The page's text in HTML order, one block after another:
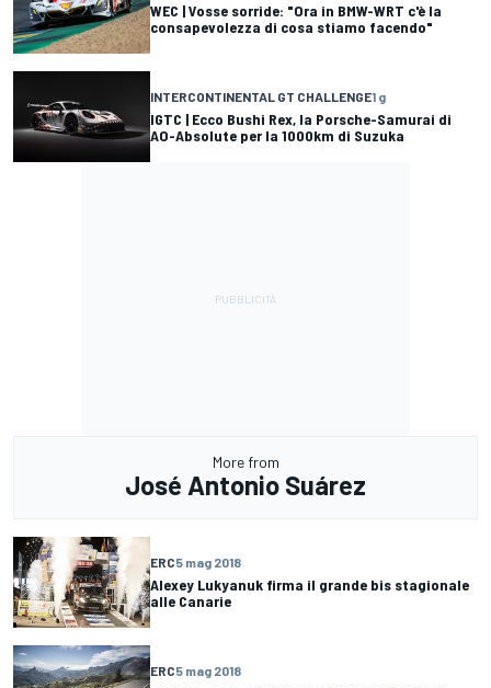
WEC | Vosse sorride: "Ora in BMW-WRT c'è la
consapevolezza di cosa stiamo facendo"
INTERCONTINENTAL GT CHALLENGE1 g
IGTC | Ecco Bushi Rex, la Porsche-Samurai di
AO-Absolute per la 1000km di Suzuka
More from
José Antonio Suárez
ERC5 mag 2018
Alexey Lukyanuk firma il grande bis stagionale
alle Canarie
ERC5 mag 2018